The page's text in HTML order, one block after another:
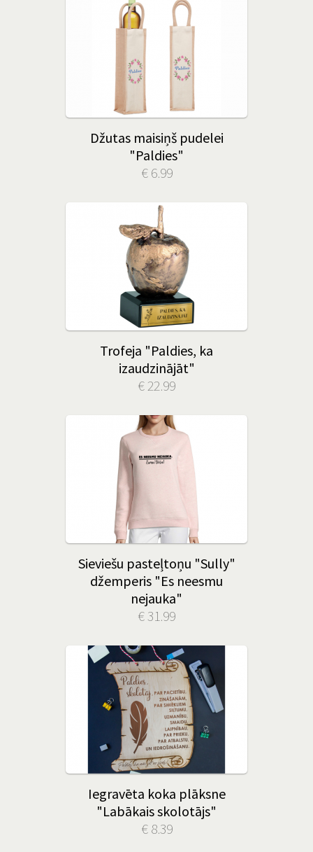
Džutas maisiņš pudelei
"Paldies"
€ 6.99
Trofeja "Paldies, ka
izaudzinājāt"
€ 22.99
Sieviešu pasteļtoņu "Sully"
džemperis "Es neesmu
nejauka"
€ 31.99
Iegravēta koka plāksne
"Labākais skolotājs"
€ 8.39